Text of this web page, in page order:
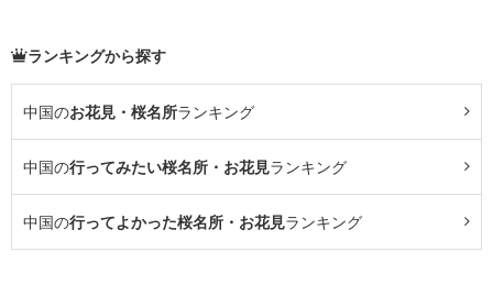
ランキングから探す
中国のお花見・桜名所ランキング
中国の行ってみたい桜名所・お花見ランキング
中国の行ってよかった桜名所・お花見ランキング